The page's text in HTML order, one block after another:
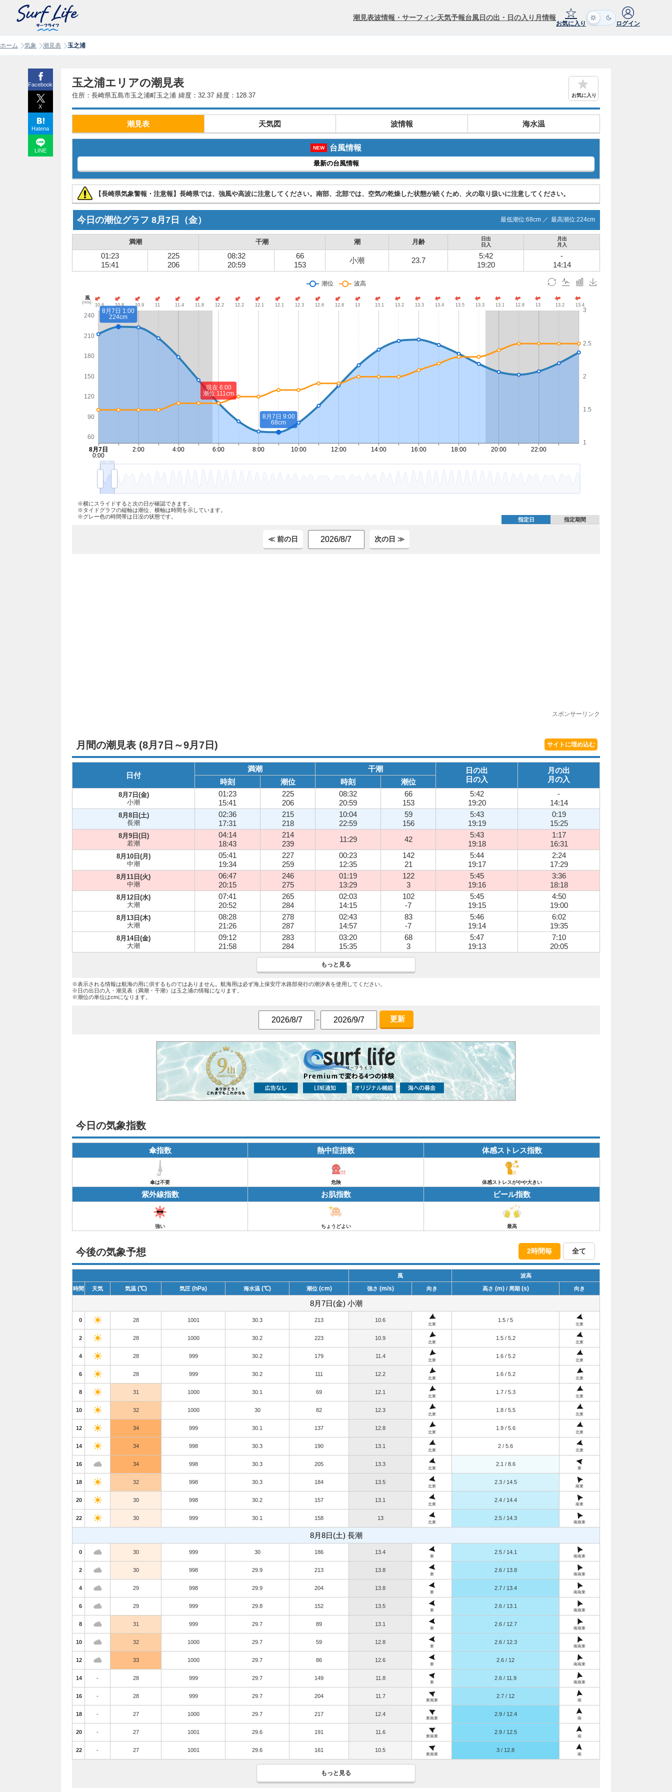
潮見表波情報・サーフィン天気予報台風日の出・日の入り 月情報 ☆
お気に入り ログイン
ホーム 気象 潮見表 玉之浦
玉之浦エリアの潮見表
住所：長崎県五島市玉之浦町玉之浦 緯度：32.37 経度：128.37 お気に入り
潮見表 天気図 波情報 海水温
NEW 台風情報
最新の台風情報
【長崎県気象警報・注意報】長崎県では、強風や高波に注意してください。南部、北部では、空気の乾燥した状態が続くため、火の取り扱いに注意してください。
今日の潮位グラフ 8月7日 （金） 最低潮位:68cm ／ 最高潮位:224cm
満潮 干潮 潮 月齢
日出
日入
月出
月入
01:23
15:41
225
206
08:32
20:59
66
153
小潮 23.7
5:42
19:20
-
14:14
※横にスライドすると次の日が確認できます。
※タイドグラフの縦軸は潮位、横軸は時間を示しています。
※グレー色の時間帯は日没の状態です。
指定日 指定期間
≪ 前の日 次の日 ≫
スポンサーリンク
月間の潮見表 (8月7日～9月7日) サイトに埋め込む
日付
満潮 干潮
日の出
日の入
月の出
月の入
時刻 潮位 時刻 潮位
8月7日(金)
小潮
01:23
15:41
225
206
08:32
20:59
66
153
5:42
19:20
-
14:14
8月8日(土)
長潮
02:36
17:31
215
218
10:04
22:59
59
156
5:43
19:19
0:19
15:25
8月9日(日)
若潮
04:14
18:43
214
239
11:29 42
5:43
19:18
1:17
16:31
8月10日(月)
中潮
05:41
19:34
227
259
00:23
12:35
142
21
5:44
19:17
2:24
17:29
8月11日(火)
中潮
06:47
20:15
246
275
01:19
13:29
122
3
5:45
19:16
3:36
18:18
8月12日(水)
大潮
07:41
20:52
265
284
02:03
14:15
102
-7
5:45
19:15
4:50
19:00
8月13日(木)
大潮
08:28
21:26
278
287
02:43
14:57
83
-7
5:46
19:14
6:02
19:35
8月14日(金)
大潮
09:12
21:58
283
284
03:20
15:35
68
3
5:47
19:13
7:10
20:05
もっと見る
※表示される情報は航海の用に供するものではありません。航海用は必ず海上保安庁水路部発行の潮汐表を使用してください。
※日の出日の入・潮見表（満潮・干潮）は玉之浦の情報になります。
※潮位の単位はcmになります。
～ 更新
今日の気象指数
傘指数 熱中症指数 体感ストレス指数
傘は不要 危険 体感ストレスがやや大きい
紫外線指数 お肌指数 ビール指数
強い ちょうどよい 最高
今後の気象予想 2時間毎 全て
風 波高
時間 天気 気温 (℃) 気圧 (hPa) 海水温 (℃) 潮位 (cm) 強さ (m/s) 向き 高さ (m)/ 周期 (s) 向き
8月7日(金) 小潮
0 28 1001 30.3 213 10.6
北東
1.5 / 5
北東
2 28 1000 30.2 223 10.9
北東
1.5 / 5.2
北東
4 28 999 30.2 179 11.4
北東
1.6 / 5.2
北東
6 28 999 30.2 111 12.2
北東
1.6 / 5.2
北東
8 31 1000 30.1 69 12.1
北東
1.7 / 5.3
北東
10 32 1000 30 82 12.3
北東
1.8 / 5.5
北東
12 34 999 30.1 137 12.8
北東
1.9 / 5.6
北東
14 34 998 30.3 190 13.1
北東
2 / 5.6
北東
16 34 998 30.3 205 13.3
北東
2.1 / 8.6
東
18 32 998 30.3 184 13.5
北東
2.3 / 14.5
南東
20 30 998 30.2 157 13.1
北東
2.4 / 14.4
南東
22 30 999 30.1 158 13
北東
2.5 / 14.3
南南東
8月8日(土) 長潮
0 30 999 30 186 13.4
東
2.5 / 14.1
南南東
2 30 998 29.9 213 13.8
東
2.6 / 13.8
南南東
4 29 998 29.9 204 13.8
東
2.7 / 13.4
南南東
6 29 999 29.8 152 13.5
東
2.6 / 13.1
南南東
8 31 999 29.7 89 13.1
東
2.6 / 12.7
南南東
10 32 1000 29.7 59 12.8
東
2.6 / 12.3
南南東
12 33 1000 29.7 86 12.6
東
2.6 / 12
南南東
14 - 28 999 29.7 149 11.8
東
2.6 / 11.9
南南東
16 - 28 999 29.7 204 11.7
東南東
2.7 / 12
南
18 - 27 1000 29.7 217 12.4
東南東
2.9 / 12.4
南
20 - 27 1001 29.6 191 11.6
東南東
2.9 / 12.5
南
22 - 27 1001 29.6 161 10.5
東南東
3 / 12.8
南
もっと見る
Facebook
X
Hatena
LINE